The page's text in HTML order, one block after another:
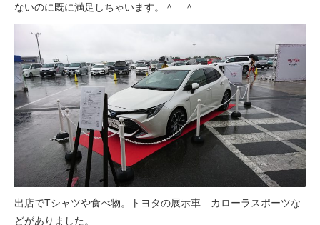
ないのに既に満足しちゃいます。＾ ＾
出店でTシャツや食べ物。トヨタの展示車 カローラスポーツな
どがありました。